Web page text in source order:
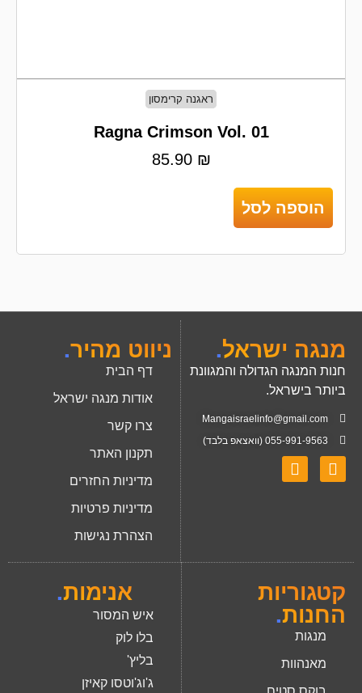
ראגנה קרימסון
Ragna Crimson Vol. 01
85.90 ₪
הוספה לסל
מנגה ישראל.
חנות המנגה הגדולה והמגוונת
ביותר בישראל.
Mangaisraelinfo@gmail.com
055-991-9563 (וואצאפ בלבד)
ניווט מהיר.
דף הבית
אודות מנגה ישראל
צרו קשר
תקנון האתר
מדיניות החזרים
מדיניות פרטיות
הצהרת נגישות
קטגוריות
החנות.
מנגות
מאנהוות
אנימות.
איש המסור
בלו לוק
בליץ'
ג'וג'וטסו קאיזן